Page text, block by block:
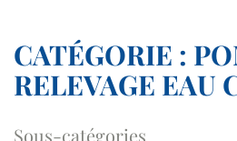
CATÉGORIE :
RELEVAGE EAU
Sous-catégories